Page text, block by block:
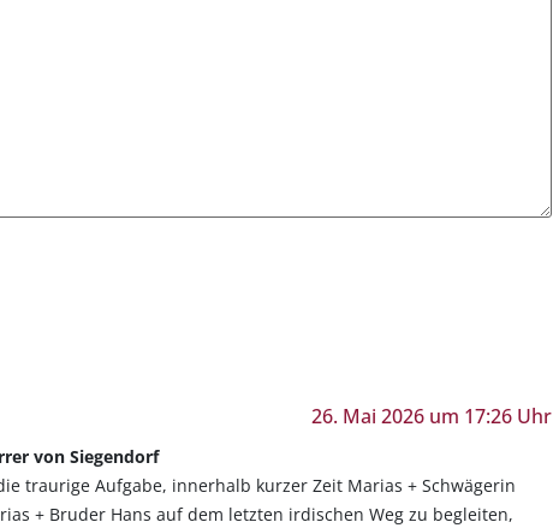
26. Mai 2026 um 17:26 Uhr
von Siegendorf
traurige Aufgabe, innerhalb kurzer Zeit Marias + Schwägerin
+ Bruder Hans auf dem letzten irdischen Weg zu begleiten,